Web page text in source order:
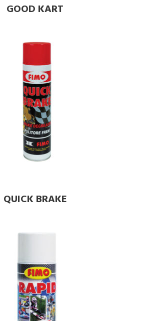
GOOD KART
QUICK BRAKE